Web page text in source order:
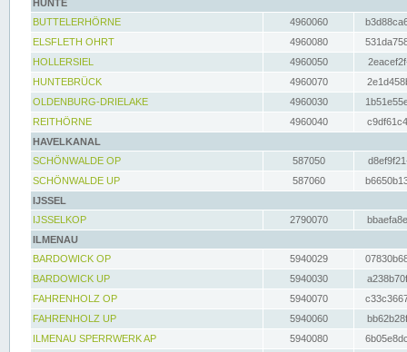
HUNTE
BUTTELERHÖRNE
4960060
ELSFLETH OHRT
4960080
HOLLERSIEL
4960050
HUNTEBRÜCK
4960070
OLDENBURG-DRIELAKE
4960030
REITHÖRNE
4960040
HAVELKANAL
SCHÖNWALDE OP
587050
SCHÖNWALDE UP
587060
IJSSEL
IJSSELKOP
2790070
ILMENAU
BARDOWICK OP
5940029
BARDOWICK UP
5940030
FAHRENHOLZ OP
5940070
FAHRENHOLZ UP
5940060
ILMENAU SPERRWERK AP
5940080